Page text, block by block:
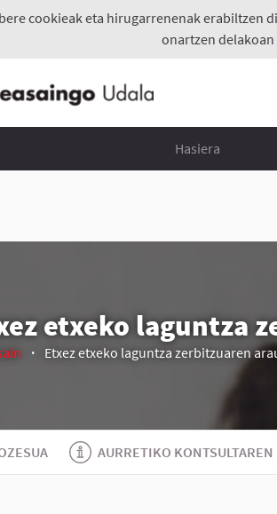
cookieak eta hirugarrenenak erabiltzen
onartzen
Hasiera
etxeko laguntza
Etxez etxeko laguntza zerbitzuaren
AURRETIKO